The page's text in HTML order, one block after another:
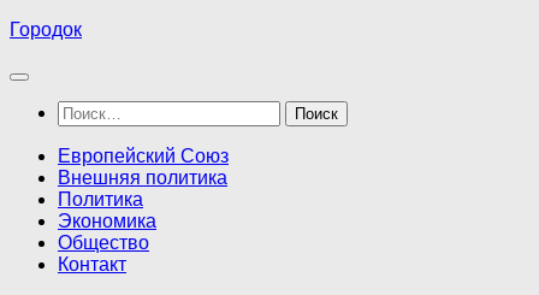
Перейти
содержимому
Городок
Найти:
Европейский Союз
Внешняя политика
Политика
Экономика
Общество
Контакт